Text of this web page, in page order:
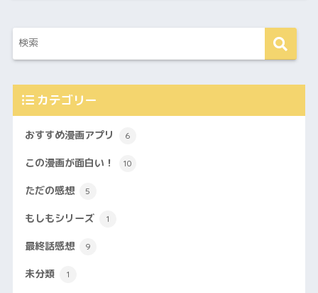
カテゴリー
おすすめ漫画アプリ 6
この漫画が面白い！ 10
ただの感想 5
もしもシリーズ 1
最終話感想 9
未分類 1